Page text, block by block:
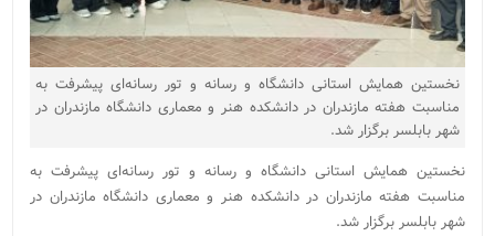
نخستین همایش استانی دانشگاه و رسانه و تور رسانه‌ای پیشرفت به
مناسبت هفته مازندران در دانشکده هنر و معماری دانشگاه مازندران در
شهر بابلسر برگزار شد.
نخستین همایش استانی دانشگاه و رسانه و تور رسانه‌ای پیشرفت به
مناسبت هفته مازندران در دانشکده هنر و معماری دانشگاه مازندران در
شهر بابلسر برگزار شد.